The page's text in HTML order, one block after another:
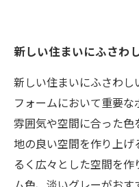
新しい住まいにふさわ
新しい住まいにふさわし
フォームにおいて重要
雰囲気や空間に合った
地の良い空間を作り上
るく広々とした空間を